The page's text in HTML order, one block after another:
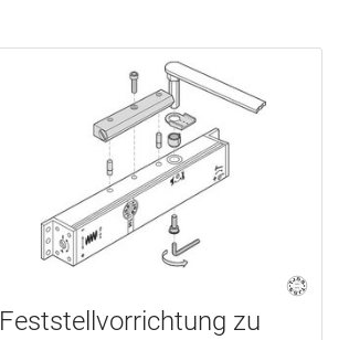
Feststellvorrichtung zu